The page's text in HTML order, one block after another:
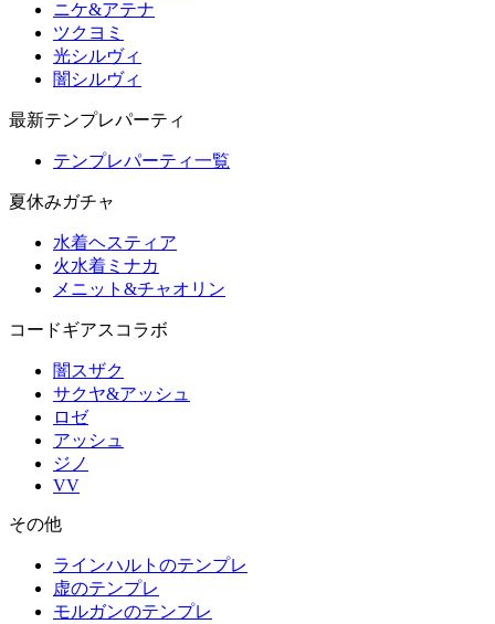
ニケ&アテナ
ツクヨミ
光シルヴィ
闇シルヴィ
最新テンプレパーティ
テンプレパーティ一覧
夏休みガチャ
水着ヘスティア
火水着ミナカ
メニット&チャオリン
コードギアスコラボ
闇スザク
サクヤ&アッシュ
ロゼ
アッシュ
ジノ
VV
その他
ラインハルトのテンプレ
虚のテンプレ
モルガンのテンプレ